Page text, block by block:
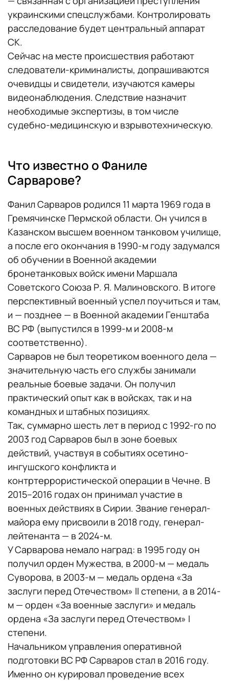
украинскими спецслужбами. Контролировать
расследование будет центральный аппарат
СК.
Сейчас на месте происшествия работают
следователи-криминалисты, допрашиваются
очевидцы и свидетели, изучаются камеры
видеонаблюдения. Следствие назначит
необходимые экспертизы, в том числе
судебно-медицинскую и взрывотехническую.
Что известно о Фаниле
Сарварове?
Фанил Сарваров родился 11 марта 1969 года в
Гремячинске Пермской области. Он учился в
Казанском высшем военном танковом училище,
а после его окончания в 1990-м году задумался
об обучении в Военной академии
бронетанковых войск имени Маршала
Советского Союза Р. Я. Малиновского. В итоге
перспективный военный успел поучиться и там,
и — позднее — в Военной академии Генштаба
ВС РФ (выпустился в 1999-м и 2008-м
соответственно).
Сарваров не был теоретиком военного дела —
значительную часть его службы занимали
реальные боевые задачи. Он получил
практический опыт как в войсках, так и на
командных и штабных позициях.
Так, суммарно шесть лет в период с 1992-го по
2003 год Сарваров был в зоне боевых
действий, участвуя в событиях осетино-
ингушского конфликта и
контртеррористической операции в Чечне. В
2015–2016 годах он принимал участие в
военных действиях в Сирии. Звание генерал-
майора ему присвоили в 2018 году, генерал-
лейтенанта — в 2024-м.
У Сарварова немало наград: в 1995 году он
получил орден Мужества, в 2000-м — медаль
Суворова, в 2003-м — медаль ордена «За
заслуги перед Отечеством» II степени, а в 2014-
м — орден «За военные заслуги» и медаль
ордена «За заслуги перед Отечеством» I
степени.
Начальником управления оперативной
подготовки ВС РФ Сарваров стал в 2016 году.
Именно он курировал проведение всех